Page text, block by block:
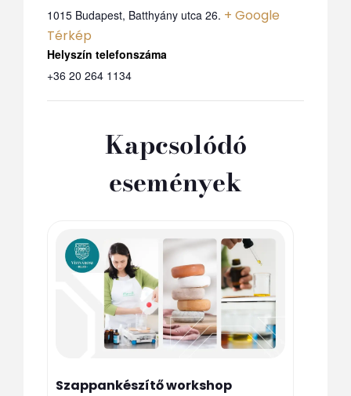
1015 Budapest, Batthyány utca 26. + Google
Térkép
+36 20 264 1134
Kapcsolódó
események
Szappankészítő workshop